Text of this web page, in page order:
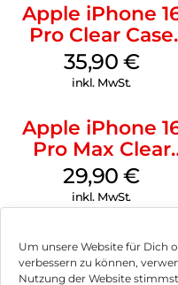
Um unsere Website für Dich
verbessern zu können,
Nutzung der Website
Apple iPhone
Pro Clear Case
MagSafe
Transparent
35,90 €
inkl. MwSt.
Apple iPhone
Pro Max Clear
Case MagSafe
Transparent
29,90€
inkl. MwSt.